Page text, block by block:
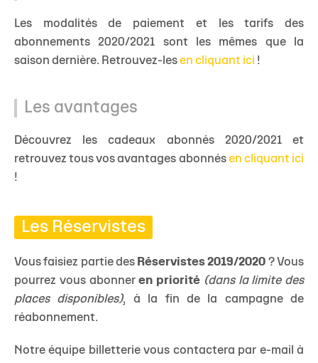
Les modalités de paiement et les tarifs des
abonnements 2020/2021 sont les mêmes que la
saison dernière. Retrouvez-les en cliquant ici !
Les avantages
Découvrez les cadeaux abonnés 2020/2021 et
retrouvez tous vos avantages abonnés en cliquant ici
!
Les Réservistes
Vous faisiez partie desRéservistes 2019/2020 ? Vous
pourrez vous abonneren priorité (dans la limite des
places disponibles), à la fin de la campagne de
réabonnement.
Notre équipe billetterie vous contactera par e-mail à